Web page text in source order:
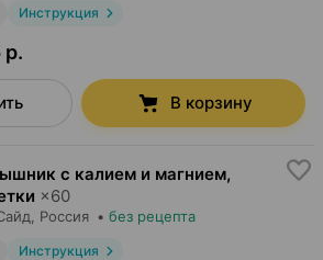
Инструкция
р.
В корзину
с калием и магнием,
×60
, Россия • без рецепта
Инструкция